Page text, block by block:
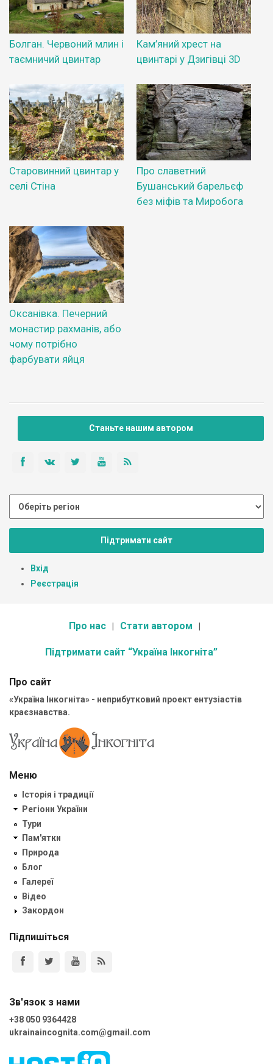
Болган. Червоний млин і
таємничий цвинтар
Кам’яний хрест на
цвинтарі у Дзигівці 3D
Старовинний цвинтар у
селі Стіна
Про славетний
Бушанський барельєф
без міфів та Миробога
Оксанівка. Печерний
монастир рахманів, або
чому потрібно
фарбувати яйця
Станьте нашим автором
Підтримати сайт
Вхід
Реєстрація
Про нас Стати автором
Підтримати сайт “Україна Інкогніта”
Про сайт
«Україна Інкогніта» - неприбутковий проект ентузіастів
краєзнавства.
Меню
Історія і традиції
Регіони України
Тури
Пам'ятки
Природа
Блог
Галереї
Відео
Закордон
Підпишіться
Зв'язок з нами
+38 050 9364428
ukrainaincognita.com@gmail.com